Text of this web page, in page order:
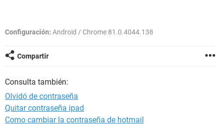
Configuración: Android / Chrome 81.0.4044.138
Compartir
Consulta también:
Olvidó de contraseña
Quitar contraseña ipad
Como cambiar la contraseña de hotmail